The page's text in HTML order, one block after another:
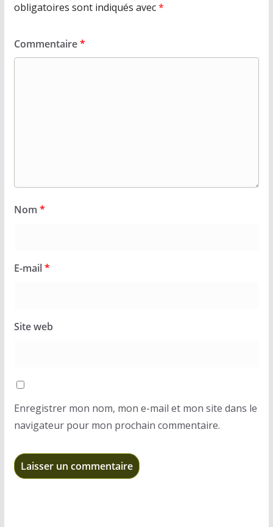
obligatoires sont indiqués avec*
Commentaire*
Nom *
E-mail*
Site web
Enregistrer mon nom, mon e-mail et mon site dans le
navigateur pour mon prochain commentaire.